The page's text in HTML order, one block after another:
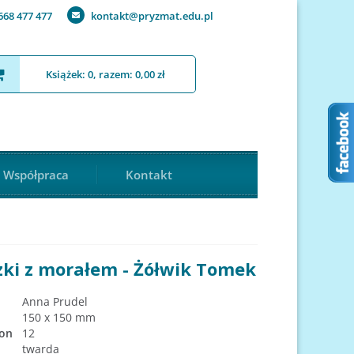
477 477 kontakt@pryzmat.edu.pl
Książek: 0, razem: 0,00 zł
Współpraca Kontakt
z morałem - Żółwik Tomek
Anna Prudel
150 x 150 mm
12
twarda